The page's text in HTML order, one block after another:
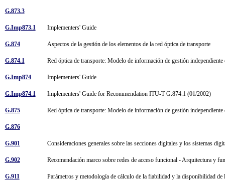
G.873.3
G.Imp873.1 Implementers' Guide
G.874 Aspectos de la gestión de los elementos de la red óptica de transporte
G.874.1 Red óptica de transporte: Modelo de información de gestión
G.Imp874 Implementers' Guide
G.Imp874.1 Implementers' Guide for Recommendation ITU-T G.874.1 (01/2002)
G.875 Red óptica de transporte: Modelo de información de gestión
G.876
G.901 Consideraciones generales sobre las secciones digitales y los sistemas
G.902 Recomendación marco sobre redes de acceso funcional - Arquitectura y
G.911 Parámetros y metodología de cálculo de la fiabilidad y la disponibilidad